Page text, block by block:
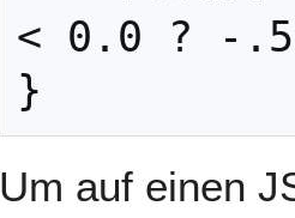
< 0.0 ? -
Um auf einen